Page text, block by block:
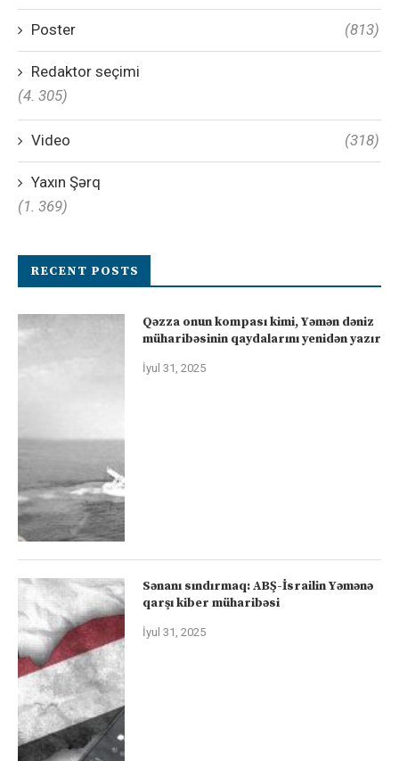
Poster (813)
Redaktor seçimi
(4. 305)
Video (318)
Yaxın Şərq
(1. 369)
RECENT POSTS
Qəzza onun kompası kimi, Yəmən dəniz
müharibəsinin qaydalarını yenidən yazır
İyul 31, 2025
Sənanı sındırmaq: ABŞ-İsrailin Yəmənə
qarşı kiber müharibəsi
İyul 31, 2025